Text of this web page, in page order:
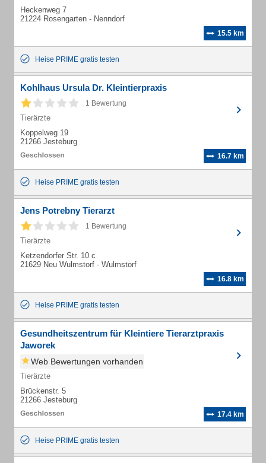
Heckenweg 7
21224 Rosengarten - Nenndorf
15.5 km
Heise PRIME gratis testen
Kohlhaus Ursula Dr. Kleintierpraxis
1 Bewertung
Tierärzte
Koppelweg 19
21266 Jesteburg
16.7 km
Heise PRIME gratis testen
Jens Potrebny Tierarzt
1 Bewertung
Tierärzte
Ketzendorfer Str. 10 c
21629 Neu Wulmstorf - Wulmstorf
16.8 km
Heise PRIME gratis testen
Gesundheitszentrum für Kleintiere Tierarztpraxis
Jaworek
Web Bewertungen vorhanden
Tierärzte
Brückenstr. 5
21266 Jesteburg
17.4 km
Heise PRIME gratis testen